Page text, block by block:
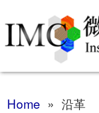
Home » 沿革